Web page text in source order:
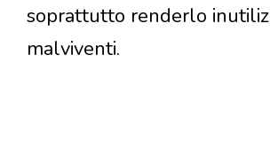
soprattutto renderlo
malviventi.